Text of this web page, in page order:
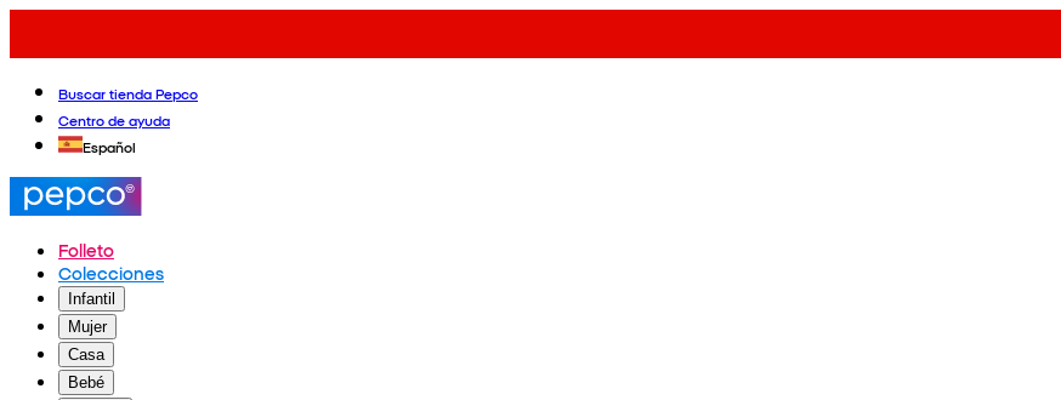
Buscar tienda Pepco
Centro de ayuda
Español
Folleto
Colecciones
Infantil
Mujer
Casa
Bebé